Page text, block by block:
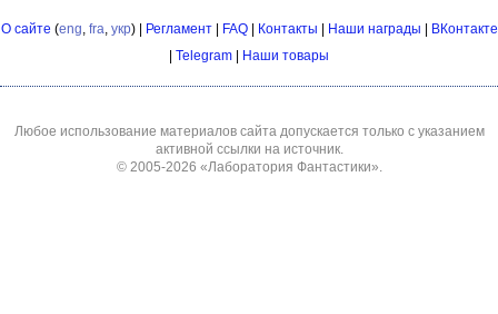
О сайте (eng, fra, укр) | Регламент| FAQ| Контакты Наши награды
ВКонтакте
Telegram Наши товары
Любое использование материалов сайта допускается только с указанием
активной ссылки на источник.
© 2005-2026 «Лаборатория Фантастики».